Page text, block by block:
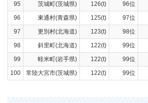
95
茨城町(茨城県) 126(t) 96位
96
東通村(青森県) 125(t) 97位
97
更別村(北海道) 123(t) 98位
98
斜里町(北海道) 122(t) 99位
99
軽米町(岩手県) 122(t) 99位
100
常陸大宮市(茨城県) 122(t) 99位